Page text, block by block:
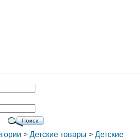
> Детские товары > Детские